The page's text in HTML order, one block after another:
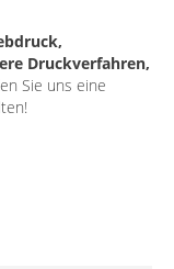
Druckverfahren,
Sie uns eine